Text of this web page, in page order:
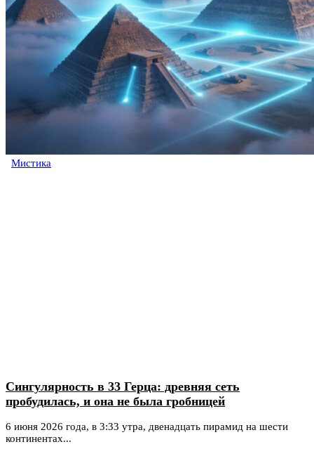
Мистика
Сингулярность в 33 Герца: древняя сеть
пробудилась, и она не была гробницей
6 июня 2026 года, в 3:33 утра, двенадцать пирамид на шести
континентах...